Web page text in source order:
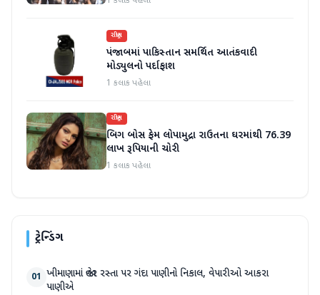
રાષ્ટ્રીય
પંજાબમાં પાકિસ્તાન સમર્થિત આતંકવાદી
મોડ્યુલનો પર્દાફાશ
1 કલાક પહેલા
રાષ્ટ્રીય
બિગ બોસ ફેમ લોપામુદ્રા રાઉતના ઘરમાંથી 76.39
લાખ રૂપિયાની ચોરી
1 કલાક પહેલા
ટ્રેન્ડિંગ
01 ખીમાણામાં જાહેર રસ્તા પર ગંદા પાણીનો નિકાલ, વેપારીઓ આકરા
પાણીએ